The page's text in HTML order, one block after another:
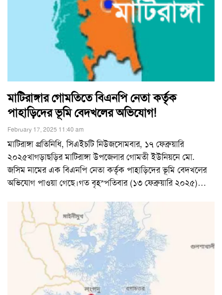
মাটিরাঙ্গার গোমতিতে বিএনপি নেতা কর্তৃক
পাহাড়িদের ভূমি বেদখলের অভিযোগ!
February 17, 2025 11:40 am
মাটিরাঙ্গা প্রতিনিধি, সিএইচটি নিউজসোমবার, ১৭ ফেব্রুয়ারি
২০২৫খাগড়াছড়ির মাটিরাঙ্গা উপজেলার গোমতী ইউনিয়নে মো.
জসিম নামের এক বিএনপি নেতা কর্তৃক পাহাড়িদের ভূমি বেদখলের
অভিযোগ পাওয়া গেছে।গত বৃহস্পতিবার (১৩ ফেব্রুয়ারি ২০২৫)…